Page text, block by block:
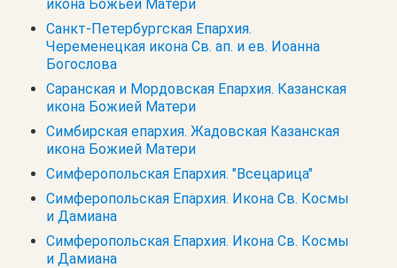
икона Божьей Матери
Санкт-Петербургская Епархия.
Череменецкая икона Св. ап. и ев. Иоанна
Богослова
Саранская и Мордовская Епархия. Казанская
икона Божией Матери
Симбирская епархия. Жадовская Казанская
икона Божией Матери
Симферопольская Епархия. "Всецарица"
Симферопольская Епархия. Икона Св. Космы
и Дамиана
Симферопольская Епархия. Икона Св. Космы
и Дамиана